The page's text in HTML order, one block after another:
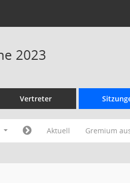
2023
Vertreter
Aktuell Gremium